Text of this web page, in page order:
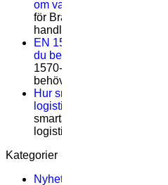
om vad som händer på plats
för Bra serviceträning
handlar om vad som
EN 1570-1:2024 blir
du behöver veta
1570-1:2024 blir
behöver veta
Hur smarta rälsbundna
logistikutmaningar
smarta rälsbundna
logistikutmaningar
Kategorier
Nyhetsbrev 1 – 2019